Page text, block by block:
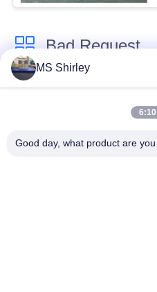
Bad Request
Jembatan Timbang
MS Shirley
6:10
Good day, what product are